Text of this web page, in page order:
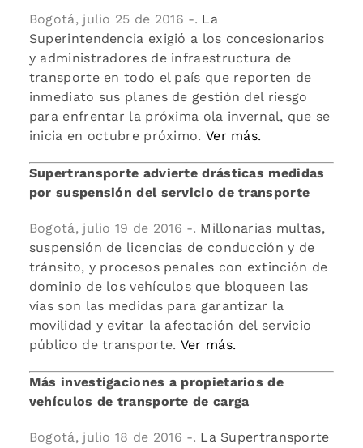
Bogotá, julio 25 de 2016 -. La
Superintendencia exigió a los concesionarios
y administradores de infraestructura de
transporte en todo el país que reporten de
inmediato sus planes de gestión del riesgo
para enfrentar la próxima ola invernal, que se
inicia en octubre próximo. Ver más.
Supertransporte advierte drásticas medidas
por suspensión del servicio de transporte
Bogotá, julio 19 de 2016 -. Millonarias multas,
suspensión de licencias de conducción y de
tránsito, y procesos penales con extinción de
dominio de los vehículos que bloqueen las
vías son las medidas para garantizar la
movilidad y evitar la afectación del servicio
público de transporte. Ver más.
Más investigaciones a propietarios de
vehículos de transporte de carga
Bogotá, julio 18 de 2016 -. La Supertransporte